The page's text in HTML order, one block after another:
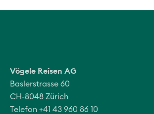
Vögele Reisen AG
Baslerstrasse 60
CH-8048 Zürich
Telefon +41 43 960 86 10